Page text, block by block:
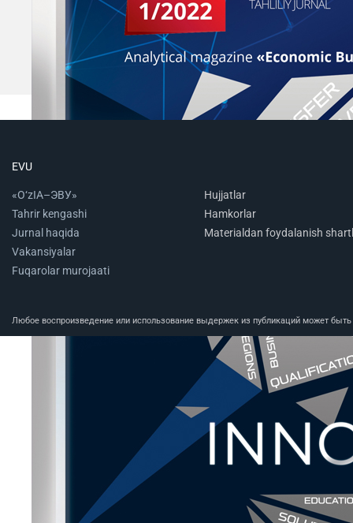
EVU
«O‘zIA–ЭВУ»
Tahrir kengashi
Jurnal haqida
Vakansiyalar
Fuqarolar murojaati
Hujjatlar
Hamkorlar
Materialdan foydalanish
Любое воспроизведение или использование выдержек из публикаций может